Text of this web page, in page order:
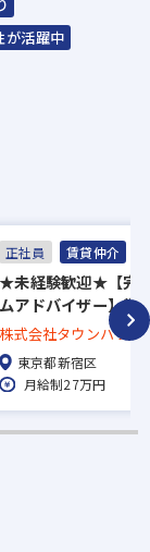
が活躍中
正社員 賃貸仲介
★未経験歓迎★【完
ムアドバイザー】賞
回長期休暇あり／約
中から好きな物件に
度、家賃補助50％／
で地域密着！
株式会社タウンハウジ
東京都新宿区
月給制27万円